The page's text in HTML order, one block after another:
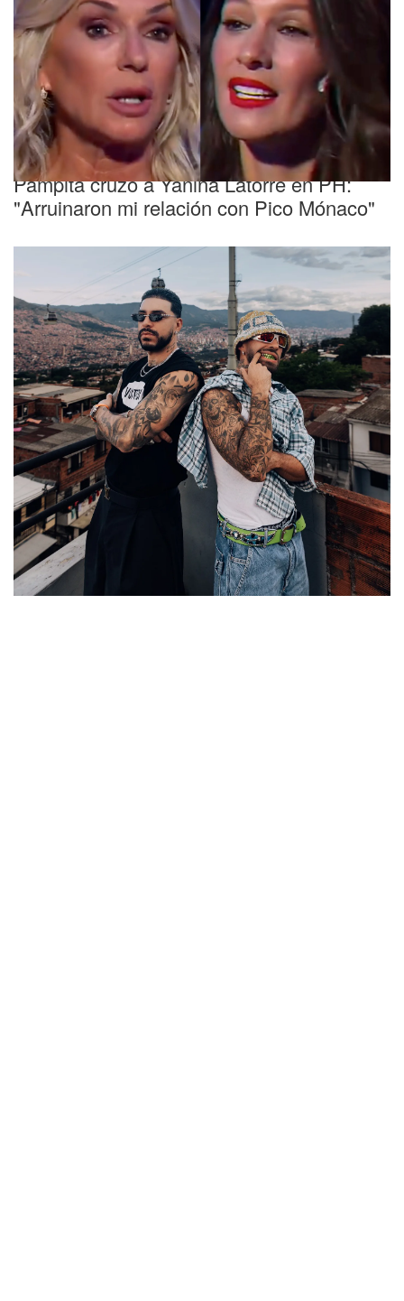
Picante
Pampita cruzó a Yanina Latorre en PH:
"Arruinaron mi relación con Pico Mónaco"
Nueva canción
Ryan Castro y Feid se unen otra vez y
lanzan "Mentira", su tercera colaboración